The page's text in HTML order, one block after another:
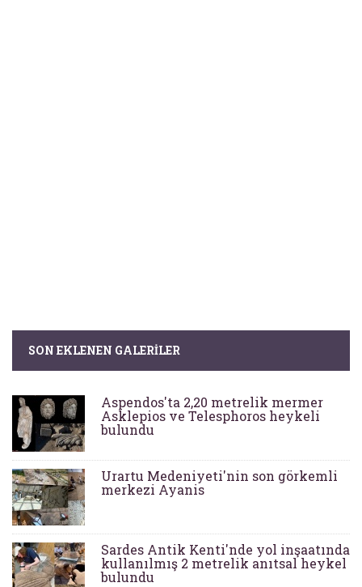
SON EKLENEN GALERILER
Aspendos'ta 2,20 metrelik mermer
Asklepios ve Telesphoros heykeli
bulundu
Urartu Medeniyeti'nin son görkemli
merkezi Ayanis
Sardes Antik Kenti'nde yol inşaatında
kullanılmış 2 metrelik anıtsal heykel
bulundu